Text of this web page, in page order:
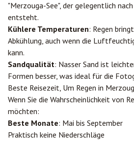
"Merzouga-See", der gelegentlich
entsteht.
Kühlere Temperaturen: Regen
Abkühlung, auch wenn die
kann.
Sandqualität: Nasser Sand ist
Formen besser, was ideal für die
Beste Reisezeit, Um Regen in
Wenn Sie die Wahrscheinlichkeit von
möchten:
Beste Monate: Mai bis September
Praktisch keine Niederschläge